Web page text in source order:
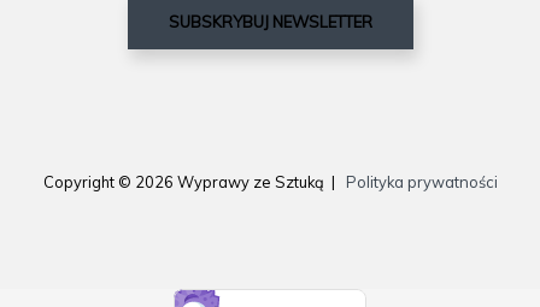
SUBSKRYBUJ NEWSLETTER
Copyright © 2026 Wyprawy ze Sztuką | Polityka prywatności